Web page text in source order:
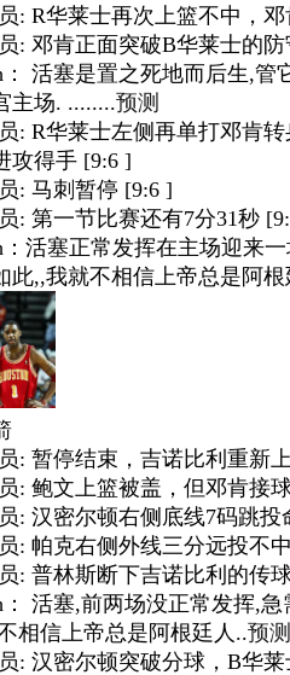
: R华莱士再次上篮不中，
: 邓肯正面突破B华莱士的
： 活塞是置之死地而后生,管
主场. ........预测
: R华莱士左侧再单打邓肯
攻得手 [9:6 ]
: 马刺暂停 [9:6 ]
: 第一节比赛还有7分31秒
：活塞正常发挥在主场迎来
此,,我就不相信上帝总是阿
: 暂停结束，吉诺比利重新
: 鲍文上篮被盖，但邓肯接
: 汉密尔顿右侧底线7码跳投
: 帕克右侧外线三分远投不
: 普林斯断下吉诺比利的传
： 活塞,前两场没正常发挥,
相信上帝总是阿根廷人..预测
: 汉密尔顿突破分球，B华